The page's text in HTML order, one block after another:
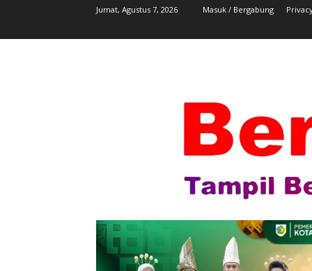
Jumat, Agustus 7, 2026 Masuk / Bergabung